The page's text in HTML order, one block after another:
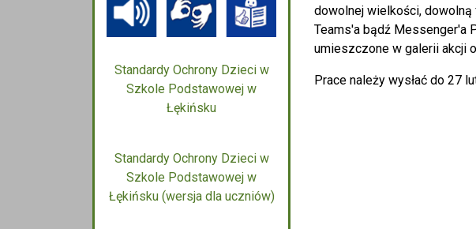
dowolnej wielkości,
Teams'a bądź Messenger'a
umieszczone w galerii akcji
Prace należy wysłać do 27
Standardy Ochrony Dzieci w
Szkole Podstawowej w
Łękińsku
Standardy Ochrony Dzieci w
Szkole Podstawowej w
Łękińsku (wersja dla uczniów)